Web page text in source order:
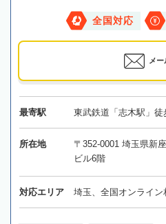
全国対応
メー
最寄駅 東武鉄道「志木駅」徒
所在地
〒352-0001 埼玉県新
ビル6階
対応エリア 埼玉、全国オンライン